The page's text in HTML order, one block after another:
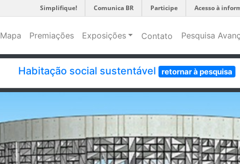
Simplifique! Comunica BR Participe Acesso à
Mapa Premiações Exposições Contato Pesquisa
Habitação social sustentável retornar à pesquisa